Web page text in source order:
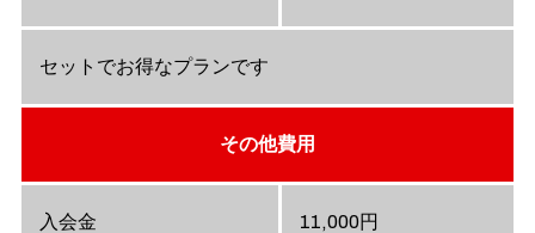
セットでお得なプランです
その他費用
入会金 11,000円